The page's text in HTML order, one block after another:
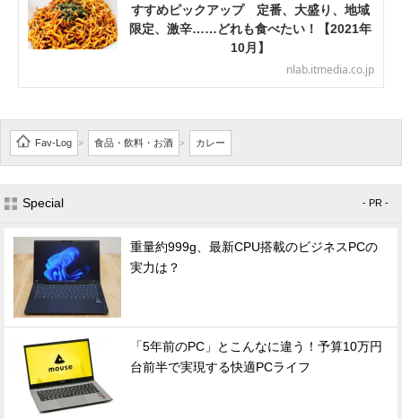
すすめピックアップ 定番、大盛り、地域
限定、激辛……どれも食べたい！【2021年
10月】
nlab.itmedia.co.jp
Fav-Log > 食品・飲料・お酒 > カレー
Special - PR -
重量約999g、最新CPU搭載のビジネスPCの
実力は？
「5年前のPC」とこんなに違う！予算10万円
台前半で実現する快適PCライフ